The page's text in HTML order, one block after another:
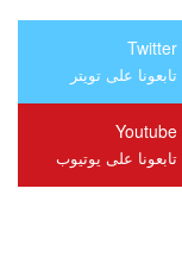
Twitter
تابعونا على تويتر
Youtube
تابعونا على يوتيوب